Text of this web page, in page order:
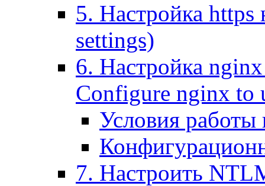
5. Настройка https
settings)
6. Настройка
Configure nginx to
Условия работы
7. Настроить